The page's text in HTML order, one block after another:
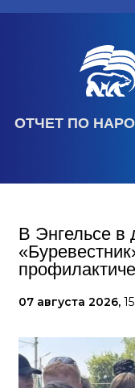
ОТЧЕТ ПО
В Энгельсе в
07 августа 2026,